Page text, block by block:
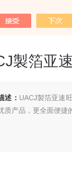
厚型耐热耗材
製箔亚
述： UACJ製箔亚速
质产品，更全面便捷